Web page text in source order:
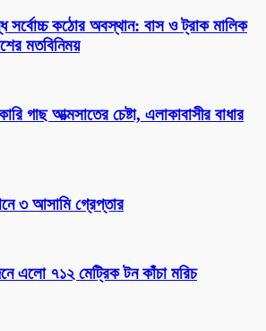
সর্বোচ্চ কঠোর অবস্থান: বাস ও ট্রাক মালিক
মতবিনিময়
গাছ আত্মসাতের চেষ্টা, এলাকাবাসীর বাধার
৩ আসামি গ্রেপ্তার
এলো ৭১২ মেট্রিক টন কাঁচা মরিচ